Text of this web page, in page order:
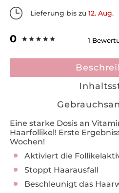
Lieferung bis zu 12. Aug.
0 1
Eine starke Dosis an
Haarfollikel! Erste
Wochen!
Aktiviert die
Stoppt Haarausfall
Beschleunigt das